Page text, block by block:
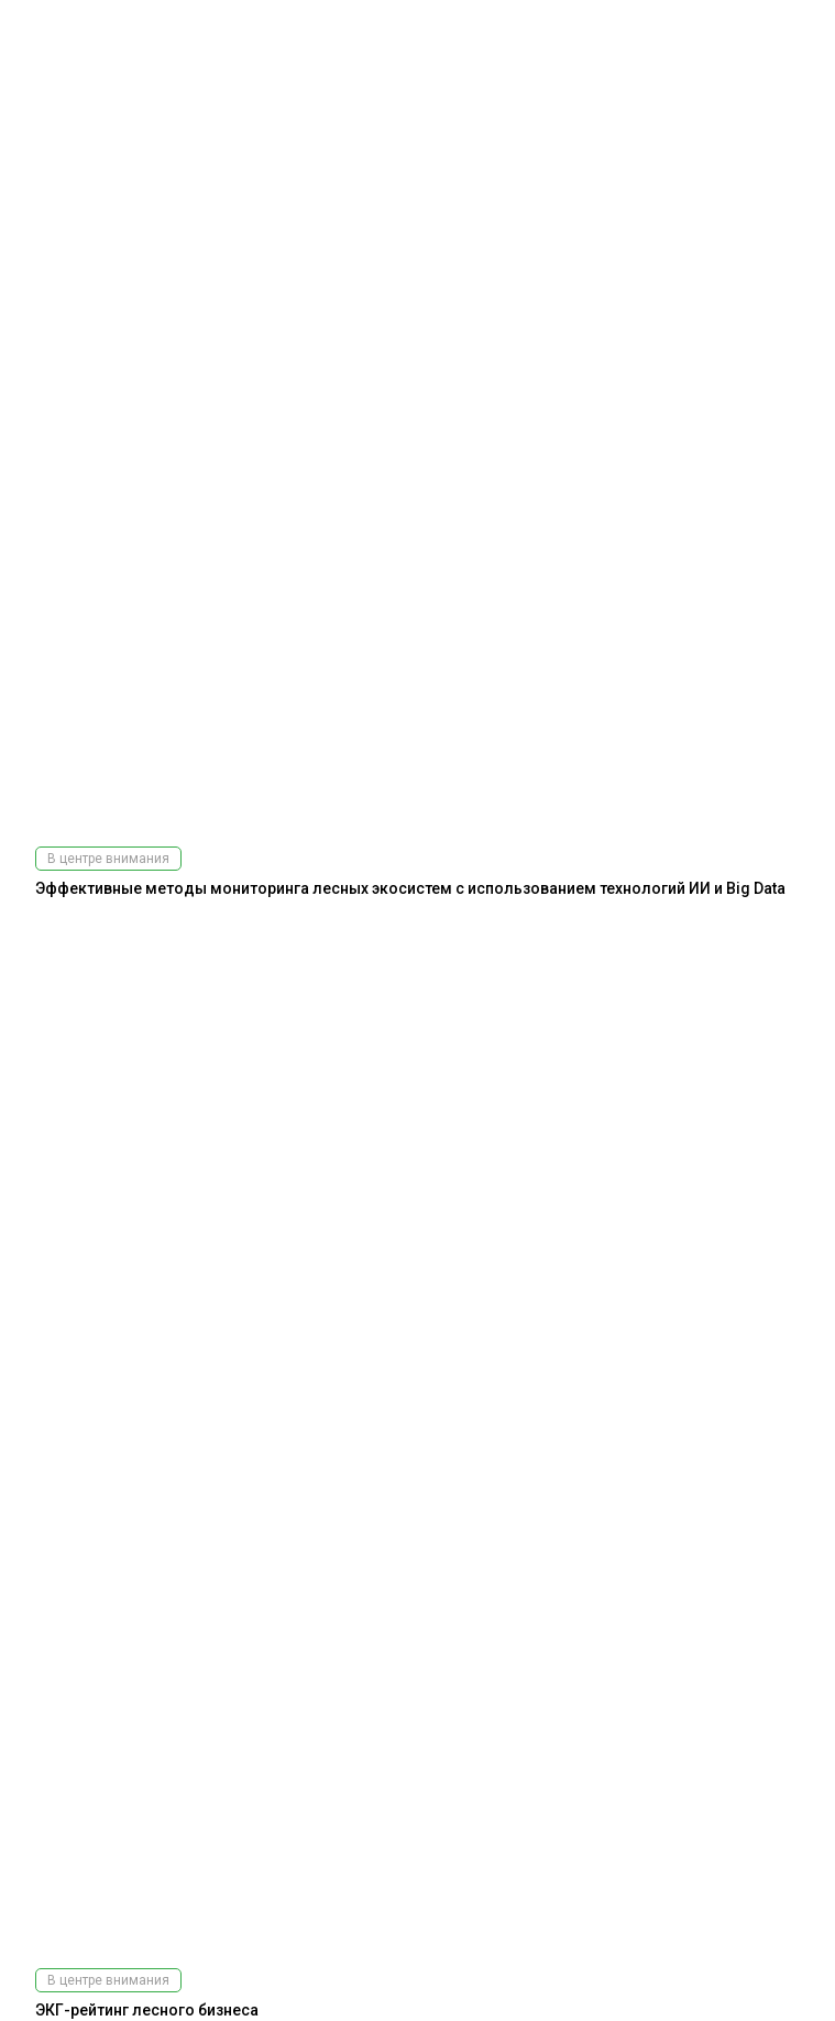
В центре внимания
Эффективные методы мониторинга лесных экосистем с использованием технологий ИИ и Big Data
В центре внимания
ЭКГ-рейтинг лесного бизнеса